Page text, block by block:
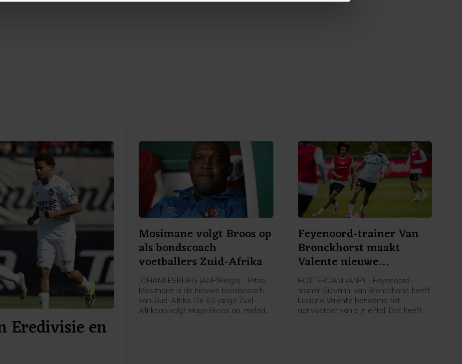
Eredivisie en
Mosimane volgt Broos op
als bondscoach
voetballers Zuid-Afrika
JOHANNESBURG (ANP/Belga) - Pitso
Mosimane is de nieuwe bondscoach
van Zuid-Afrika. De 62-jarige Zuid-
Afrikaan volgt Hugo Broos op, meldde
Feyenoord-trainer Van
Bronckhorst maakt
Valente nieuwe
aanvoerder
ROTTERDAM (ANP) - Feyenoord-
trainer Giovanni van Bronckhorst heeft
Luciano Valente benoemd tot
aanvoerder van zijn elftal. Dat heeft